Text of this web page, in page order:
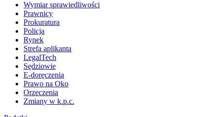
Wymiar sprawiedliwości
Prawnicy
Prokuratura
Policja
Rynek
Strefa aplikanta
LegalTech
Sędziowie
E-doręczenia
Prawo na Oko
Orzeczenia
Zmiany w k.p.c.